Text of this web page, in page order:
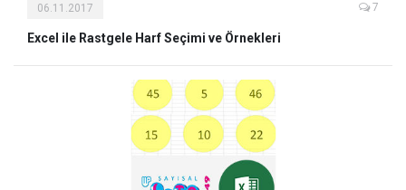
06.11.2017 7
Excel ile Rastgele Harf Seçimi ve Örnekleri